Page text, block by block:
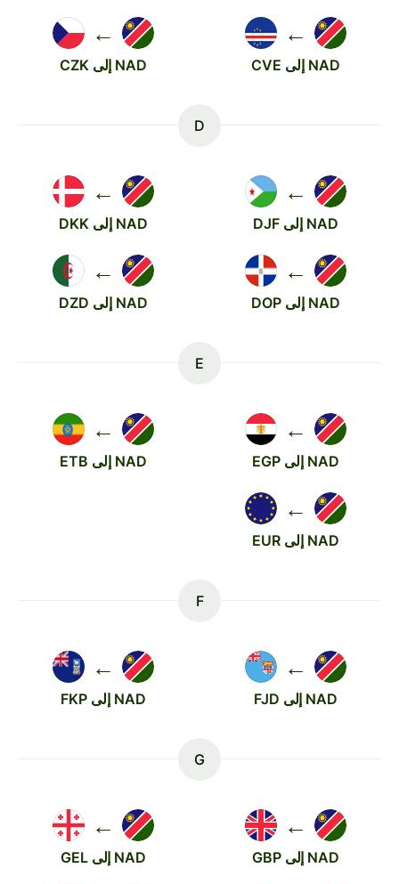
←
NAD إلى CVE
←
NAD إلى CZK
D
←
NAD إلى DJF
←
NAD إلى DKK
←
NAD إلى DOP
←
NAD إلى DZD
E
←
NAD إلى EGP
←
NAD إلى ETB
←
NAD إلى EUR
F
←
NAD إلى FJD
←
NAD إلى FKP
G
←
NAD إلى GBP
←
NAD إلى GEL